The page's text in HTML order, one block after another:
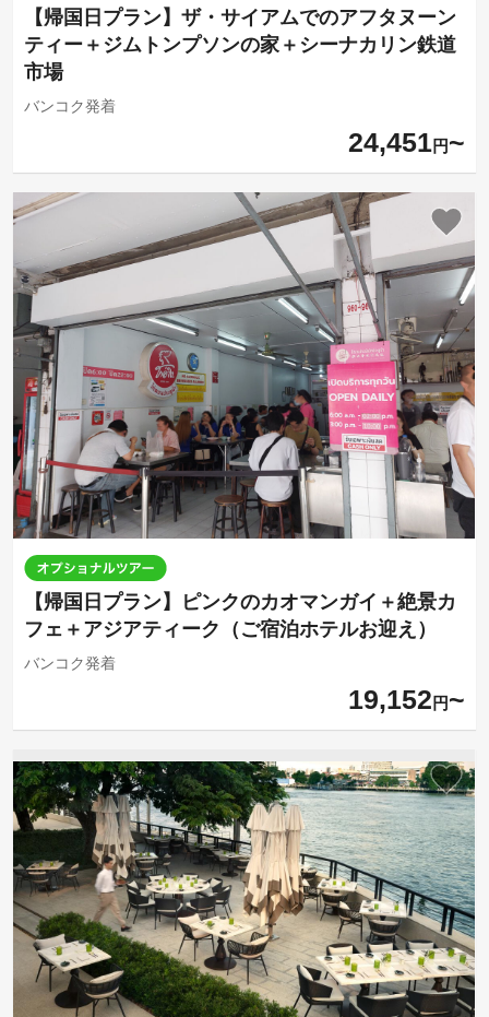
【帰国日プラン】ザ・サイアムでのアフタヌーン
ティー＋ジムトンプソンの家＋シーナカリン鉄道
市場
バンコク発着
24,451円
【帰国日プラン】ピンクのカオマンガイ＋絶景カ
フェ＋アジアティーク（ご宿泊ホテルお迎え）
バンコク発着
19,152 円